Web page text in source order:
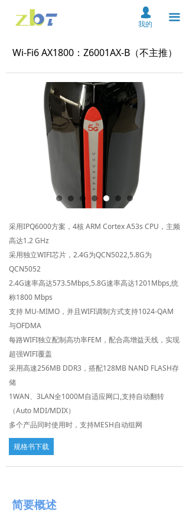
끀
首页
解决方案
资料下载
联系我们
云平台
英文版
넙
我的
Wi-Fi6 AX1800：Z6001AX-B（不主推）
采用IPQ6000方案，4核 ARM Cortex A53s CPU，主频
高达1.2 GHz
采用独立WIFI芯片，2.4G为QCN5022,5.8G为
QCN5052
2.4G速率高达573.5Mbps,5.8G速率高达1201Mbps,统
称1800 Mbps
支持 MU-MIMO，并且WIFI调制方式支持1024-QAM
与OFDMA
每路WIFI独立配制高功率FEM，配合高增益天线，实现
超强WIFI覆盖
采用高速256MB DDR3，搭配128MB NAND FLASH存
储
1WAN、3LAN全1000M自适应网口,支持自动翻转
（Auto MDI/MDIX）
多个产品同时使用时，支持MESH自动组网
简要概述
规格书下载